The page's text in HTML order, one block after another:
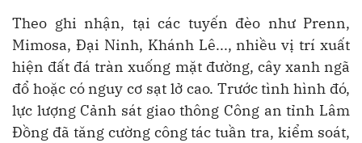
Theo ghi nhận, tại các tuyến đèo như Prenn,
Mimosa, Đại Ninh, Khánh Lê..., nhiều vị trí xuất
hiện đất đá tràn xuống mặt đường, cây xanh ngã
đổ hoặc có nguy cơ sạt lở cao. Trước tình hình đó,
lực lượng Cảnh sát giao thông Công an tỉnh Lâm
Đồng đã tăng cường công tác tuần tra, kiểm soát,